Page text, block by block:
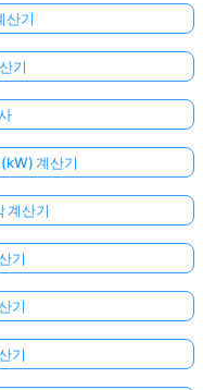
산기
기
계산기
계산기
기
기
기